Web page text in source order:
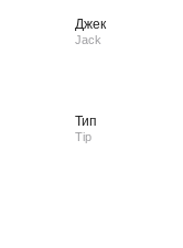
Джек
Jack
Тип
Tip